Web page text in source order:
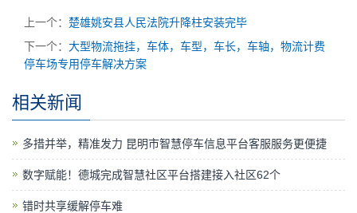
上一个： 楚雄姚安县人民法院升降柱安装完毕
下一个： 大型物流拖挂，车体，车型，车长，车轴，物流计费
停车场专用停车解决方案
相关新闻
多措并举，精准发力 昆明市智慧停车信息平台客服服务更便捷
数字赋能！德城完成智慧社区平台搭建接入社区62个
错时共享缓解停车难